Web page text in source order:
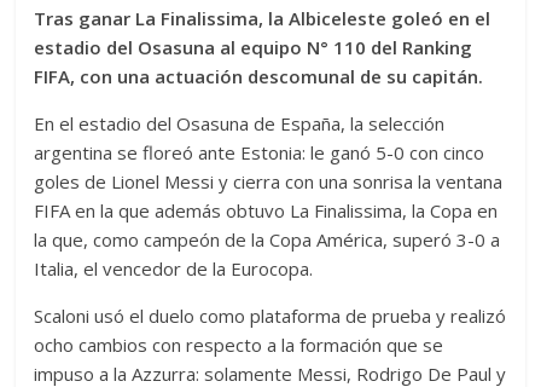
Tras ganar La Finalissima, la Albiceleste goleó en el
estadio del Osasuna al equipo N° 110 del Ranking
FIFA, con una actuación descomunal de su capitán.
En el estadio del Osasuna de España, la selección
argentina se floreó ante Estonia: le ganó 5-0 con cinco
goles de Lionel Messi y cierra con una sonrisa la ventana
FIFA en la que además obtuvo La Finalissima, la Copa en
la que, como campeón de la Copa América, superó 3-0 a
Italia, el vencedor de la Eurocopa.
Scaloni usó el duelo como plataforma de prueba y realizó
ocho cambios con respecto a la formación que se
impuso a la Azzurra: solamente Messi, Rodrigo De Paul y